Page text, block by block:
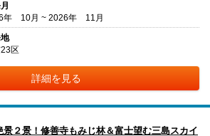
年 10月 ~ 2026年 11月
区
詳細を見る
景２景！修善寺もみじ林＆富士望む三島スカイ